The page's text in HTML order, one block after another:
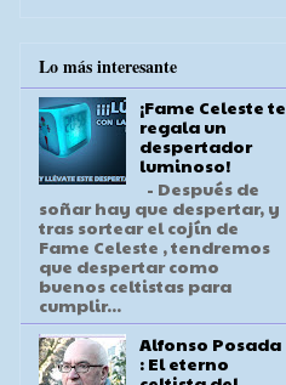
Lo más interesante
¡Fame Celeste te
regala un
despertador
luminoso!
- Después de
soñar hay que despertar, y
tras sortear el cojín de
Fame Celeste , tendremos
que despertar como
buenos celtistas para
cumplir...
Alfonso Posada
: El eterno